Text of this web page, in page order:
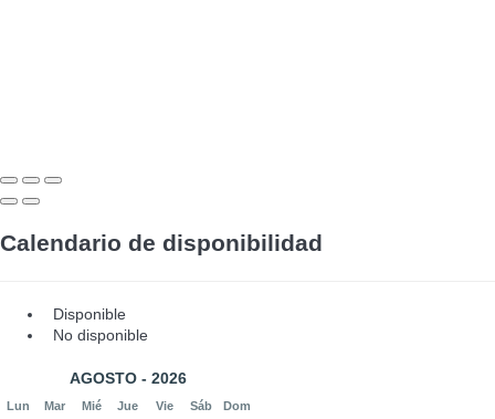
Calendario de disponibilidad
Disponible
No disponible
AGOSTO - 2026
Lun Mar Mié Jue Vie Sáb Dom